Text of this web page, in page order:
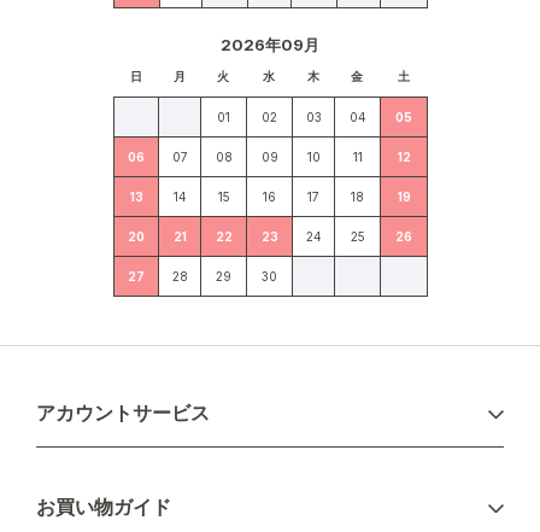
2026年09月
日 月 火 水 木 金 土
01 02 03 04 05
06 07 08 09 10 11 12
13 14 15 16 17 18 19
20 21 22 23 24 25 26
27 28 29 30
アカウントサービス
新規会員登録
お買い物ガイド